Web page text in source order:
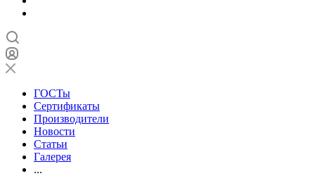
ГОСТы
Сертификаты
Производители
Новости
Статьи
Галерея
...